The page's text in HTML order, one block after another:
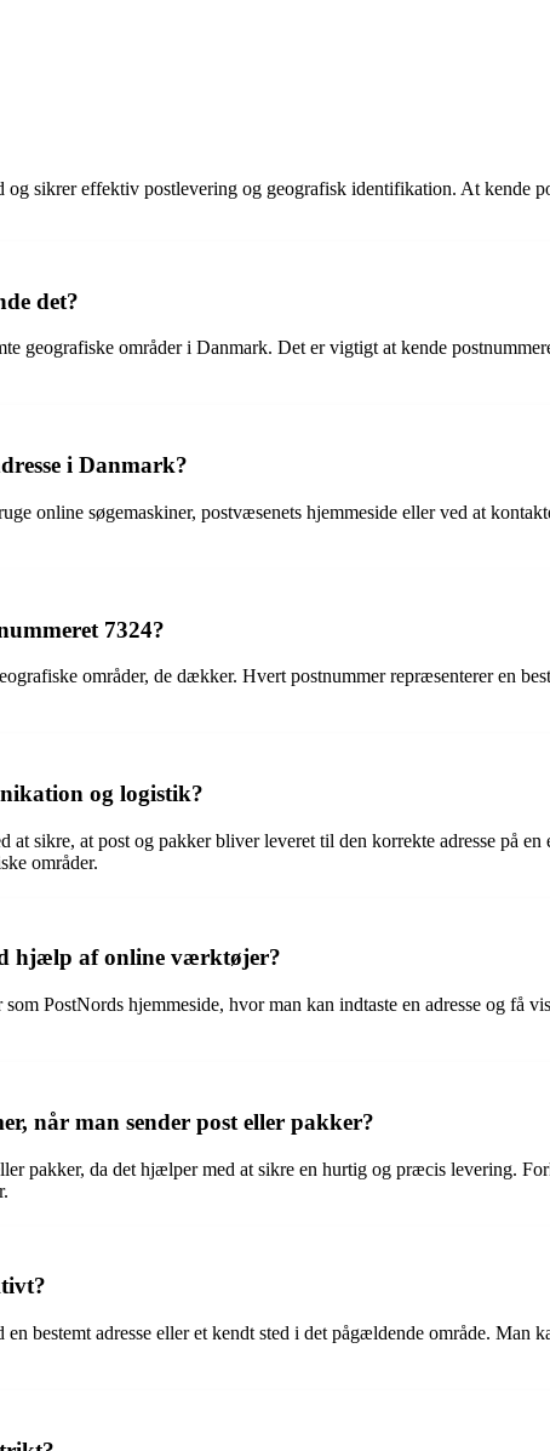
sikrer effektiv postlevering og geografisk identifikation. At kende
det?
geografiske områder i Danmark. Det er vigtigt at kende
i Danmark?
online søgemaskiner, postvæsenets hjemmeside eller ved at
7324?
områder, de dækker. Hvert postnummer repræsenterer en
og logistik?
sikre, at post og pakker bliver leveret til den korrekte adresse på
områder.
hjælp af online værktøjer?
PostNords hjemmeside, hvor man kan indtaste en adresse og få
når man sender post eller pakker?
pakker, da det hjælper med at sikre en hurtig og præcis levering.
bestemt adresse eller et kendt sted i det pågældende område.